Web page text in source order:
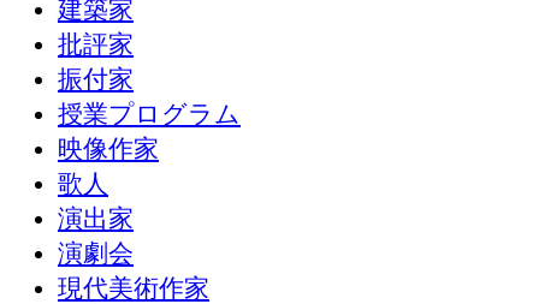
建築家
批評家
振付家
授業プログラム
映像作家
歌人
演出家
演劇会
現代美術作家